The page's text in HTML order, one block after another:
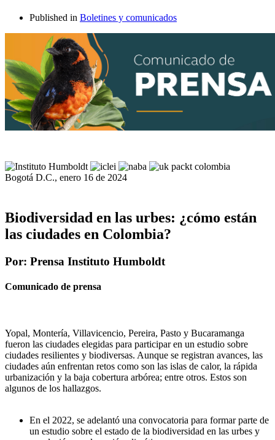
Published in Boletines y comunicados
Bogotá D.C., enero 16 de 2024
Biodiversidad en las urbes: ¿cómo están
las ciudades en Colombia?
Por: Prensa Instituto Humboldt
Comunicado de prensa
Yopal, Montería, Villavicencio, Pereira, Pasto y Bucaramanga
fueron las ciudades elegidas para participar en un estudio sobre
ciudades resilientes y biodiversas. Aunque se registran avances, las
ciudades aún enfrentan retos como son las islas de calor, la rápida
urbanización y la baja cobertura arbórea; entre otros. Estos son
algunos de los hallazgos.
En el 2022, se adelantó una convocatoria para formar parte de
un estudio sobre el estado de la biodiversidad en las urbes y